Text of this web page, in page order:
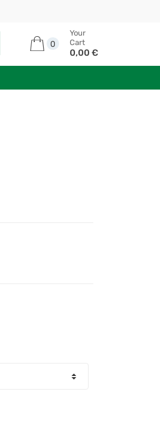
0
Your
Cart
0,00 €